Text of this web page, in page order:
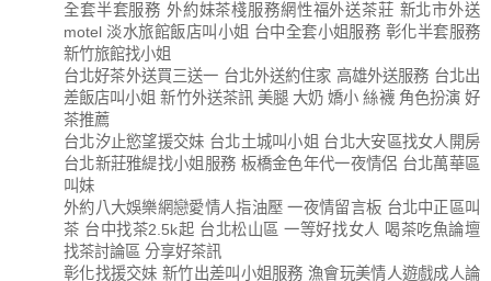
全套半套服務 外約妹茶棧服務網性福外送茶莊 新北市外送
motel 淡水旅館飯店叫小姐 台中全套小姐服務 彰化半套服務
新竹旅館找小姐
台北好茶外送買三送一 台北外送約住家 高雄外送服務 台北出
差飯店叫小姐 新竹外送茶訊 美腿 大奶 嬌小 絲襪 角色扮演 好
茶推薦
台北汐止慾望援交妹 台北土城叫小姐 台北大安區找女人開房
台北新莊雅緹找小姐服務 板橋金色年代一夜情侶 台北萬華區
叫妹
外約八大娛樂網戀愛情人指油壓 一夜情留言板 台北中正區叫
茶 台中找茶2.5k起 台北松山區 一等好找女人 喝茶吃魚論壇
找茶討論區 分享好茶訊
彰化找援交妹 新竹出差叫小姐服務 漁會玩美情人遊戲成人論